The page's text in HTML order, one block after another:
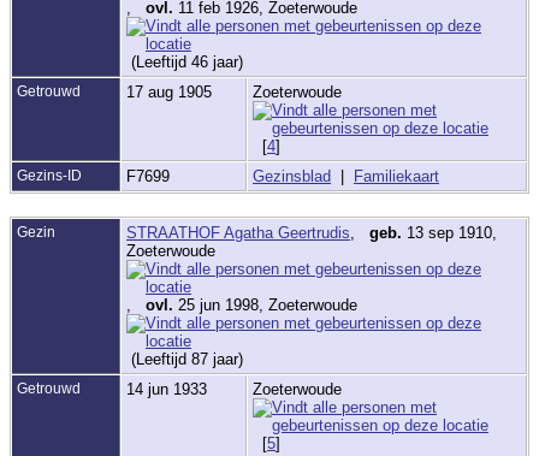
ovl. 11 feb 1926, Zoeterwoude
(Leeftijd 46 jaar)
Getrouwd 17 aug 1905 Zoeterwoude
[4]
Gezins-ID F7699 Gezinsblad Familiekaart
Gezin STRAATHOF Agatha Geertrudis geb. 13 sep 1910,
Zoeterwoude
ovl. 25 jun 1998, Zoeterwoude
(Leeftijd 87 jaar)
Getrouwd 14 jun 1933 Zoeterwoude
[5]